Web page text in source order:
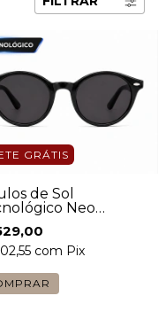
GRÁTIS
de Sol
Neo
Preto Unissex
com Pix